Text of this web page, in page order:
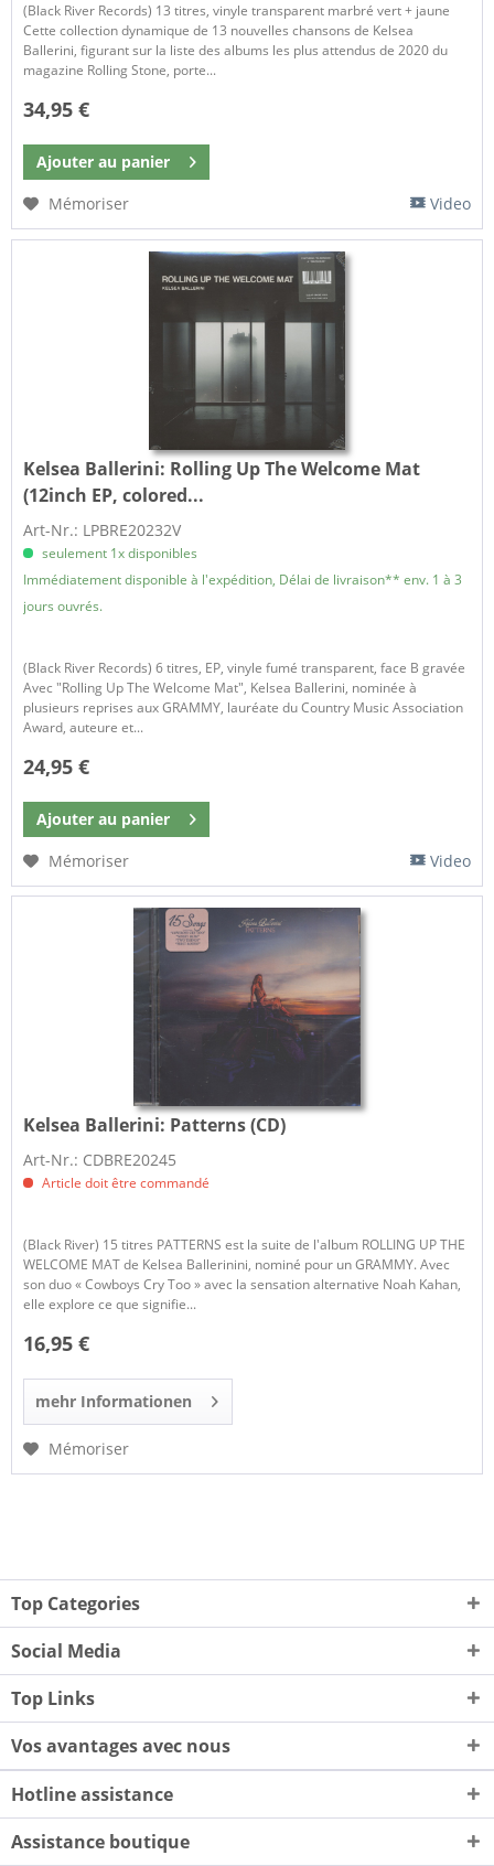
(Black River Records) 13 titres, vinyle transparent marbré vert + jaune
Cette collection dynamique de 13 nouvelles chansons de Kelsea
Ballerini, figurant sur la liste des albums les plus attendus de 2020 du
magazine Rolling Stone, porte...
34,95 €
Ajouter au panier
Mémoriser
Video
Kelsea Ballerini: Rolling Up The Welcome Mat
(12inch EP, colored...
Art-Nr.: LPBRE20232V
seulement 1x disponibles
Immédiatement disponible à l'expédition, Délai de livraison** env. 1 à 3
jours ouvrés.
(Black River Records) 6 titres, EP, vinyle fumé transparent, face B gravée
Avec "Rolling Up The Welcome Mat", Kelsea Ballerini, nominée à
plusieurs reprises aux GRAMMY, lauréate du Country Music Association
Award, auteure et...
24,95 €
Ajouter au panier
Mémoriser
Video
Kelsea Ballerini: Patterns (CD)
Art-Nr.: CDBRE20245
Article doit être commandé
(Black River) 15 titres PATTERNS est la suite de l'album ROLLING UP THE
WELCOME MAT de Kelsea Ballerinini, nominé pour un GRAMMY. Avec
son duo « Cowboys Cry Too » avec la sensation alternative Noah Kahan,
elle explore ce que signifie...
16,95 €
mehr Informationen
Mémoriser
Top Categories
Social Media
Top Links
Vos avantages avec nous
Hotline assistance
Assistance boutique